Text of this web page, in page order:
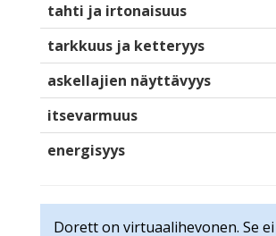
tahti ja irtonaisuus
tarkkuus ja ketteryys
askellajien näyttävyys
itsevarmuus
energisyys
Dorett on virtuaalihevonen. Se